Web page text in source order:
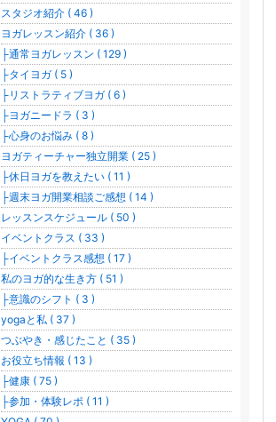
スタジオ紹介 ( 46 )
ヨガレッスン紹介 ( 36 )
├通常ヨガレッスン ( 129 )
├タイヨガ ( 5 )
├リストラティブヨガ ( 6 )
├ヨガニードラ ( 3 )
├心身のお悩み ( 8 )
ヨガティーチャー独立開業 ( 25 )
├休日ヨガを教えたい ( 11 )
├週末ヨガ開業相談ご感想 ( 14 )
レッスンスケジュール ( 50 )
イベントクラス ( 33 )
├イベントクラス感想 ( 17 )
私のヨガ的な生き方 ( 51 )
├意識のシフト ( 3 )
yogaと私 ( 37 )
つぶやき・感じたこと ( 35 )
お役立ち情報 ( 13 )
├健康 ( 75 )
├参加・体験レポ ( 11 )